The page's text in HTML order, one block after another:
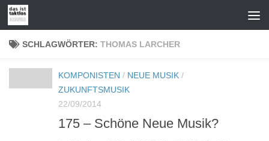
Zum Inhalt springen
SCHLAGWÖRTER: THOMAS LARCHER
KOMPONISTEN / NEUE MUSIK /
ZUKUNFTSMUSIK
22/09/2014
175 – Schöne Neue Musik?